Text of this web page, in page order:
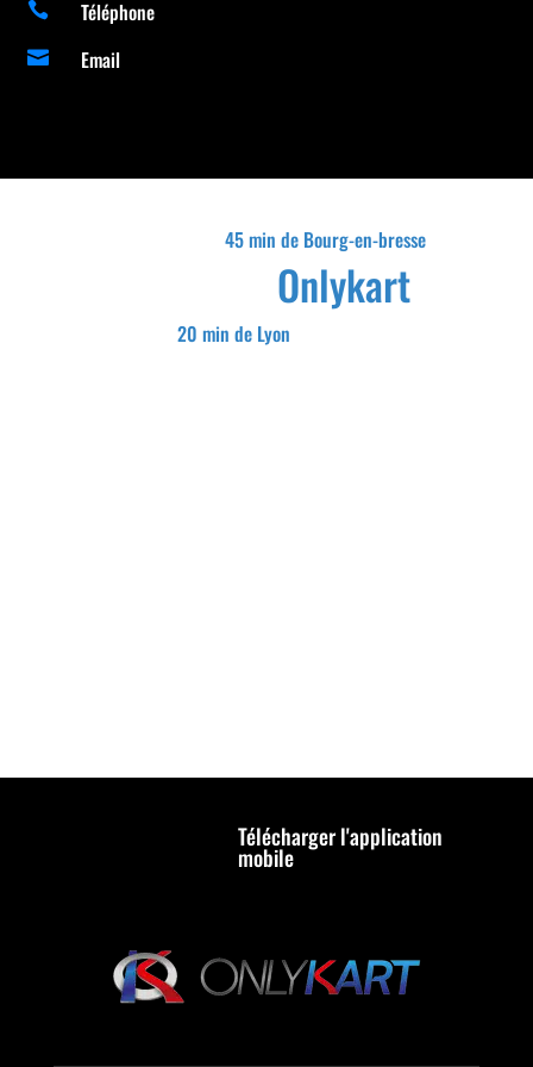
 Téléphone
 Email
20 min de Lyon
Onlykart
45 min de Bourg-en-bresse
Télécharger l'application
mobile